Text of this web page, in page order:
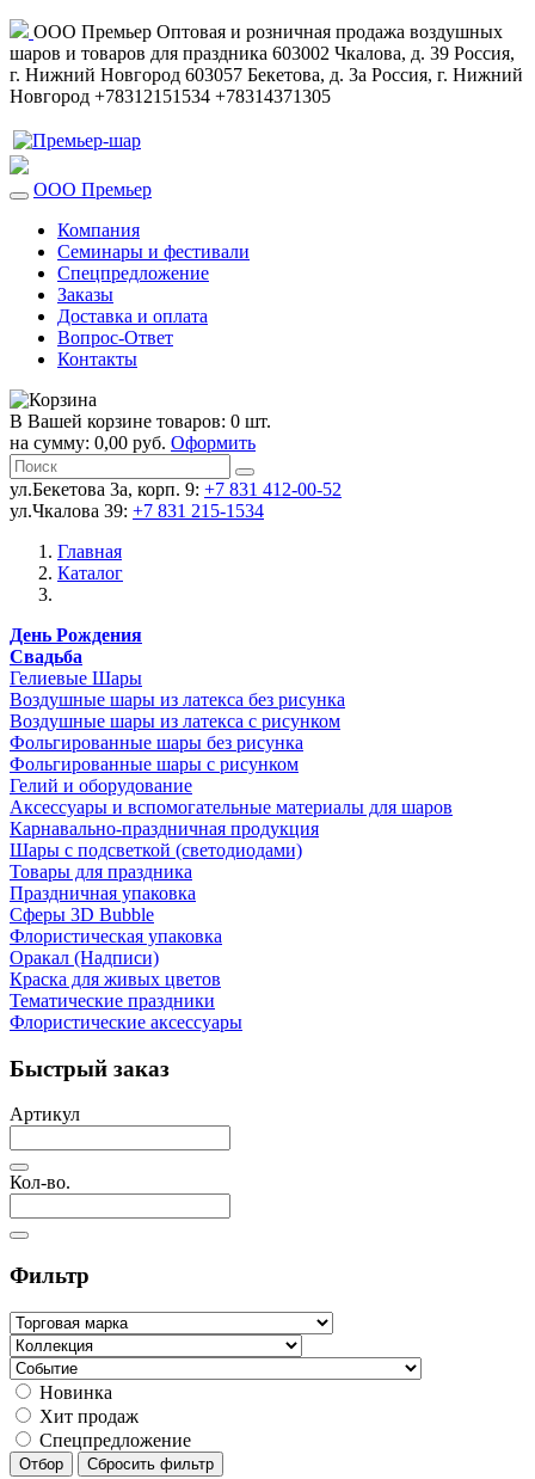
ООО Премьер Оптовая и розничная продажа воздушных
шаров и товаров для праздника 603002 Чкалова, д. 39 Россия,
г. Нижний Новгород 603057 Бекетова, д. 3а Россия, г. Нижний
Новгород +78312151534 +78314371305
ООО Премьер
Компания
Семинары и фестивали
Спецпредложение
Заказы
Доставка и оплата
Вопрос-Ответ
Контакты
В Вашей корзине товаров: 0 шт.
на сумму: 0,00 руб. Оформить
ул.Бекетова 3а, корп. 9: +7 831 412-00-52
ул.Чкалова 39: +7 831 215-1534
Главная
Каталог
День Рождения
Свадьба
Гелиевые Шары
Воздушные шары из латекса без рисунка
Воздушные шары из латекса с рисунком
Фольгированные шары без рисунка
Фольгированные шары с рисунком
Гелий и оборудование
Аксессуары и вспомогательные материалы для шаров
Карнавально-праздничная продукция
Шары с подсветкой (светодиодами)
Товары для праздника
Праздничная упаковка
Сферы 3D Bubble
Флористическая упаковка
Оракал (Надписи)
Краска для живых цветов
Тематические праздники
Флористические аксессуары
Быстрый заказ
Артикул
Кол-во.
Фильтр
Новинка
Хит продаж
Спецпредложение
Отбор Сбросить фильтр